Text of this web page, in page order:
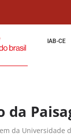
IAB-CE
da
da Universidade